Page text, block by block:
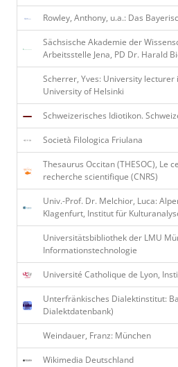
Rowley, Anthony, u.a.: Das
Sächsische Akademie der
Arbeitsstelle Jena, PD Dr. Harald
Scherrer, Yves: University lecturer
University of Helsinki
Schweizerisches Idiotikon.
Società Filologica Friulana
Thesaurus Occitan (THESOC), Le
recherche scientifique (CNRS)
Univ.-Prof. Dr. Melchior, Luca:
Klagenfurt, Institut für
Universitätsbibliothek der LMU
Informationstechnologie
Université Catholique de Lyon,
Unterfränkisches Dialektinstitut:
Dialektdatenbank)
Weindauer, Franz: München
Wikimedia Deutschland